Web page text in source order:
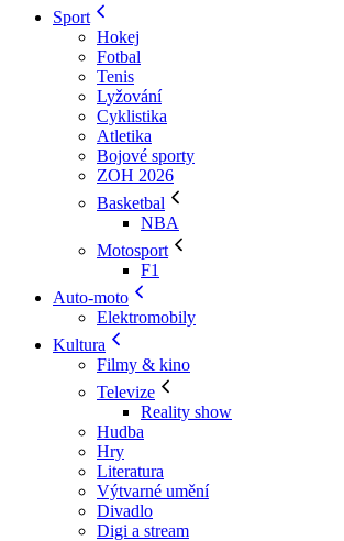
Sport
Hokej
Fotbal
Tenis
Lyžování
Cyklistika
Atletika
Bojové sporty
ZOH 2026
Basketbal
NBA
Motosport
F1
Auto-moto
Elektromobily
Kultura
Filmy & kino
Televize
Reality show
Hudba
Hry
Literatura
Výtvarné umění
Divadlo
Digi a stream